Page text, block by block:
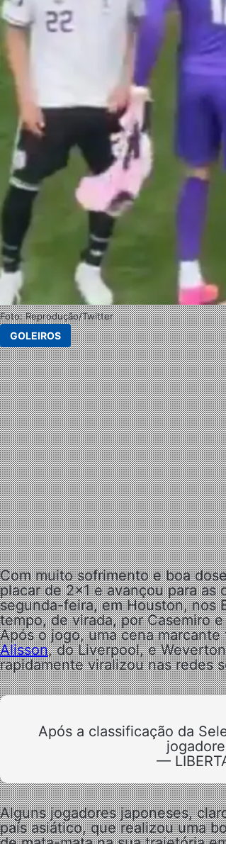
Foto: Reprodução/Twitter
GOLEIROS
Com muito sofrimento e boa
placar de 2×1 e avançou para
segunda-feira, em Houston, nos
tempo, de virada, por Casemiro
Após o jogo, uma cena
Alisson, do Liverpool, e
rapidamente viralizou nas redes
Após a classificação da
—
Alguns jogadores japoneses,
país asiático, que realizou uma